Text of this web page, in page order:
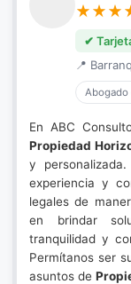
✔
📍
Abogado
En ABC
Propiedad
y
experiencia y
legales de
en brindar
tranquilidad y
Permítanos ser
asuntos de